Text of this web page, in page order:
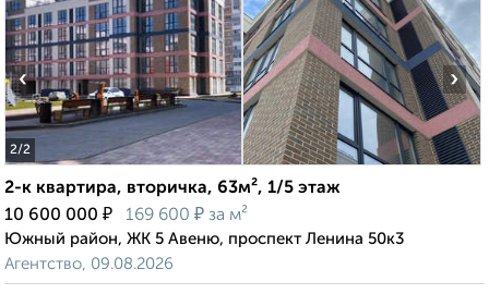
2/2
‹ ›
2-к квартира, вторичка, 63м², 1/5 этаж
10 600 000 ₽ 169 600 ₽ за м²
Южный район, ЖК 5 Авеню, проспект Ленина 50к3
Агентство, 09.08.2026